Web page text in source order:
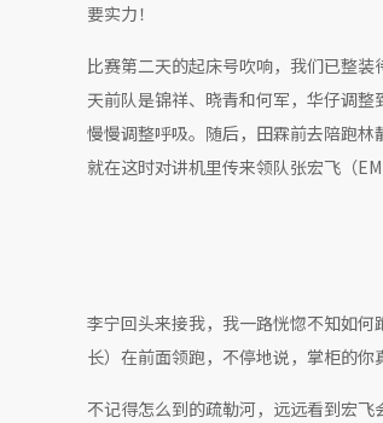
要实力！
比赛第二天的起床号吹响，我们已整
天前队是锦祥、晓青和何军，华仔调
慢慢调整呼吸。随后，田霖前去陪跑林
就在这时对讲机里传来领队张宏飞（
李宁回头来接我，我一路恍惚不知如
长）在前面领跑，不停地说，掌柜的你
不记得怎么到的疏勒河，远远看到宏